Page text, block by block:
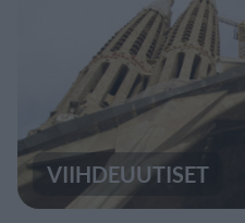
VIIHDEUUTISET